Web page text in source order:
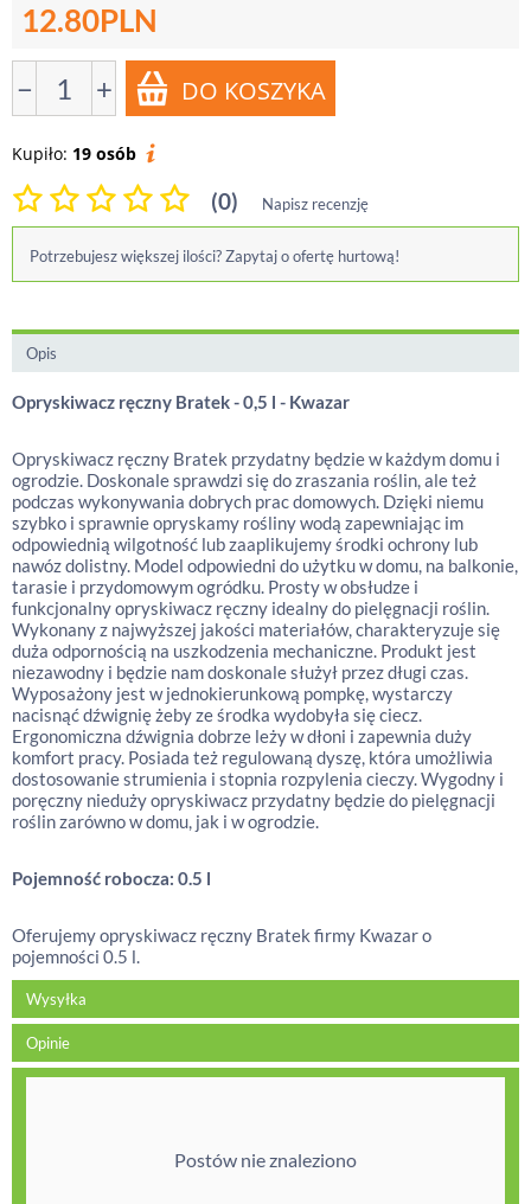
12.80PLN
− +
Kupiło: 19 osób
(0) Napisz recenzję
Potrzebujesz większej ilości? Zapytaj o ofertę hurtową!
Opis
Opryskiwacz ręczny Bratek - 0,5 l - Kwazar
Opryskiwacz ręczny Bratek przydatny będzie w każdym domu i
ogrodzie. Doskonale sprawdzi się do zraszania roślin, ale też
podczas wykonywania dobrych prac domowych. Dzięki niemu
szybko i sprawnie opryskamy rośliny wodą zapewniając im
odpowiednią wilgotność lub zaaplikujemy środki ochrony lub
nawóz dolistny. Model odpowiedni do użytku w domu, na balkonie,
tarasie i przydomowym ogródku. Prosty w obsłudze i
funkcjonalny opryskiwacz ręczny idealny do pielęgnacji roślin.
Wykonany z najwyższej jakości materiałów, charakteryzuje się
duża odpornością na uszkodzenia mechaniczne. Produkt jest
niezawodny i będzie nam doskonale służył przez długi czas.
Wyposażony jest w jednokierunkową pompkę, wystarczy
nacisnąć dźwignię żeby ze środka wydobyła się ciecz.
Ergonomiczna dźwignia dobrze leży w dłoni i zapewnia duży
komfort pracy. Posiada też regulowaną dyszę, która umożliwia
dostosowanie strumienia i stopnia rozpylenia cieczy. Wygodny i
poręczny nieduży opryskiwacz przydatny będzie do pielęgnacji
roślin zarówno w domu, jak i w ogrodzie.
Pojemność robocza: 0.5 l
Oferujemy opryskiwacz ręczny Bratek firmy Kwazar o
pojemności 0.5 l.
Wysyłka
Opinie
Postów nie znaleziono